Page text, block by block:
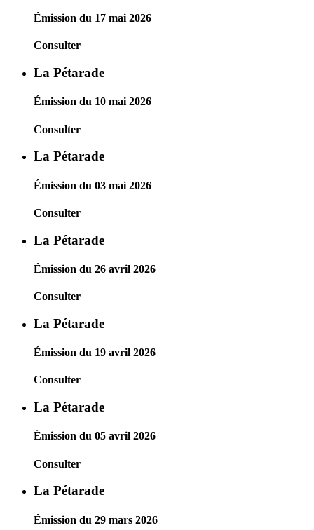
Émission du 17 mai 2026
Consulter
La Pétarade
Émission du 10 mai 2026
Consulter
La Pétarade
Émission du 03 mai 2026
Consulter
La Pétarade
Émission du 26 avril 2026
Consulter
La Pétarade
Émission du 19 avril 2026
Consulter
La Pétarade
Émission du 05 avril 2026
Consulter
La Pétarade
Émission du 29 mars 2026